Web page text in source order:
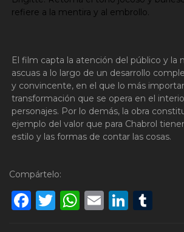
refiere a la mentira y al embrollo.
El film capta la atención del público y la
ascuas a lo largo de un desarrollo
y convincente, en el que lo más
transformación que se opera en el
personajes. Por lo demás, la obra
ejemplo del valor que para Chabrol
estilo y las formas de contar las cosas.
Compártelo:
Facebook
Twitter
WhatsApp
Email